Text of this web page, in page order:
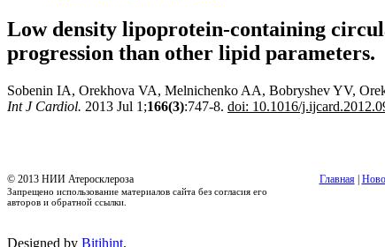
Low density lipoprotein-containing
progression than other lipid parameters.
Sobenin IA, Orekhova VA, Melnichenko AА, Bobryshev YV,
Int J Cardiol. 2013 Jul 1;166(3):747-8. doi: 10.1016/
© 2013 НИИ Атеросклероза
Запрещено использование материалов сайта без согласия его
авторов и обратной ссылки.
Главная|
Designed by Bitihint.